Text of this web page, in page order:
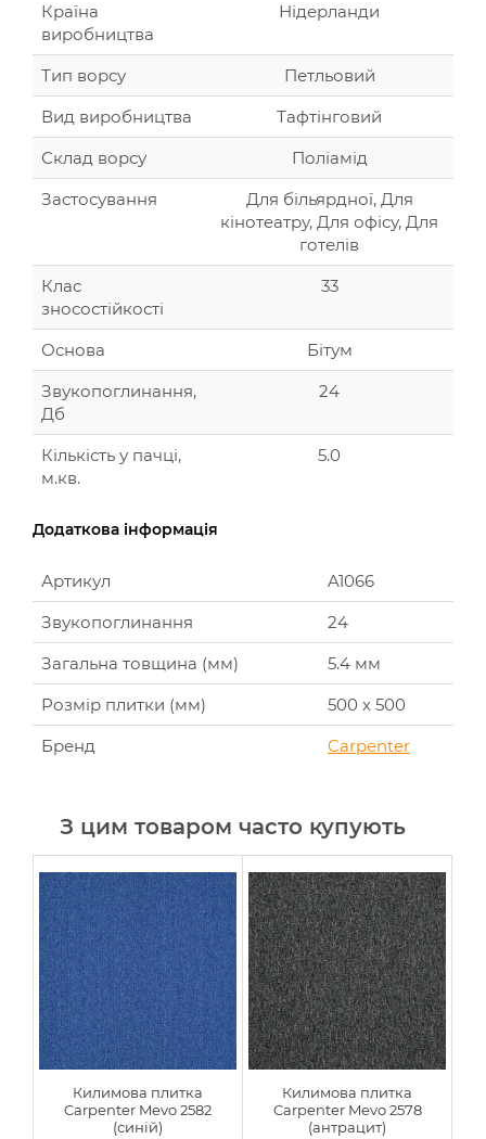
Країна
виробництва
Нідерланди
Тип ворсу
Петльовий
Вид виробництва
Тафтінговий
Склад ворсу
Поліамід
Застосування
Для більярдної, Для
кінотеатру, Для офісу, Для
готелів
Клас
зносостійкості
33
Основа
Бітум
Звукопоглинання,
Дб
24
Кількість у пачці,
м.кв.
5.0
Додаткова інформація
Артикул
A1066
Звукопоглинання
24
Загальна товщина (мм)
5.4 мм
Розмір плитки (мм)
500 х 500
Бренд
Carpenter
З цим товаром часто купують
Килимова плитка
Carpenter Mevo 2582
(синій)
Килимова плитка
Carpenter Mevo 2578
(антрацит)